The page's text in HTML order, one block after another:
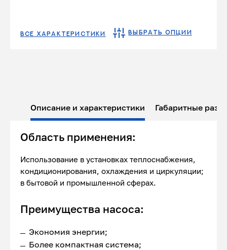
ВСЕ ХАРАКТЕРИСТИКИ ВЫБРАТЬ ОПЦИИ
Описание и характеристики Габаритные
Область применения:
Использование в установках теплоснабжения,
кондиционирования, охлаждения и циркуляции;
в бытовой и промышленной сферах.
Преимущества насоса:
Экономия энергии;
Более компактная система;